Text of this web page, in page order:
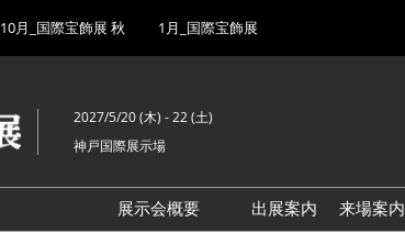
10月_国際宝飾展 秋 1月_国際宝飾展
2027/5/20 (木) - 22 (土)
神戸国際展示場
展示会概要
出展案内
来場案内